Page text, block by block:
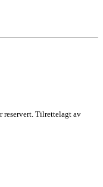
Tilrettelagt av